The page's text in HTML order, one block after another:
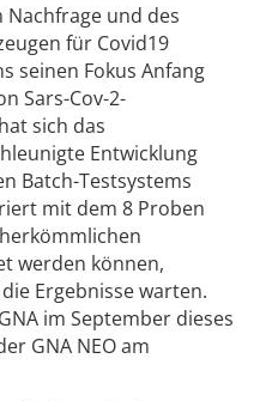
und des
für Covid19
seinen Fokus Anfang
Sars-Cov-2-
sich das
Entwicklung
Batch-Testsystems
mit dem 8 Proben
werden können,
Ergebnisse warten.
im September dieses
GNA NEO am